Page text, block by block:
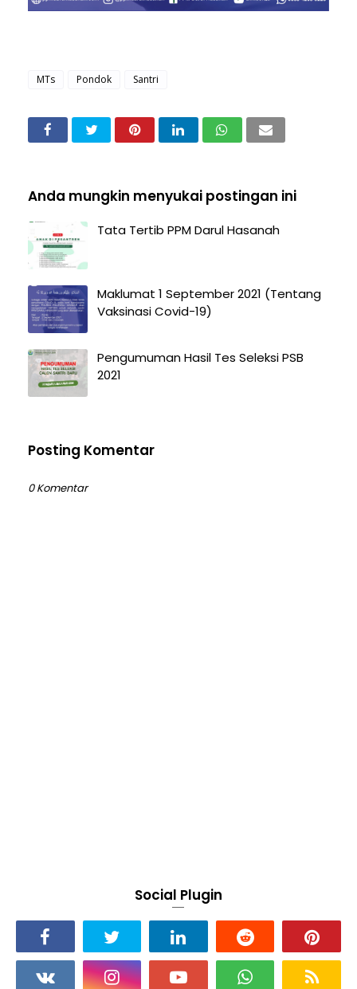
MTs Pondok Santri
Anda mungkin menyukai postingan ini
Tata Tertib PPM Darul Hasanah
Maklumat 1 September 2021 (Tentang
Vaksinasi Covid-19)
Pengumuman Hasil Tes Seleksi PSB
2021
Posting Komentar
0 Komentar
Social Plugin